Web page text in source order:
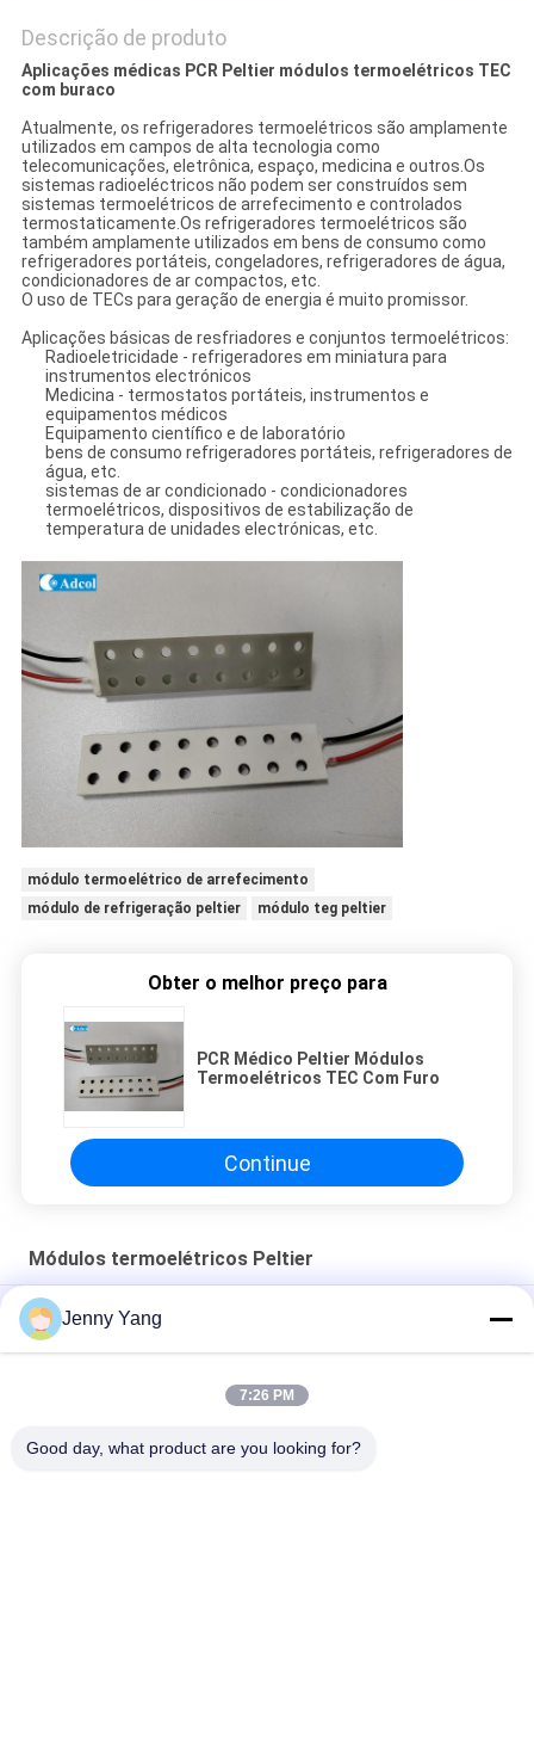
Descrição de produto
Aplicações médicas PCR Peltier módulos termoelétricos TEC
com buraco
Atualmente, os refrigeradores termoelétricos são amplamente
utilizados em campos de alta tecnologia como
telecomunicações, eletrônica, espaço, medicina e outros.Os
sistemas radioeléctricos não podem ser construídos sem
sistemas termoelétricos de arrefecimento e controlados
termostaticamente.Os refrigeradores termoelétricos são
também amplamente utilizados em bens de consumo como
refrigeradores portáteis, congeladores, refrigeradores de água,
condicionadores de ar compactos, etc.
O uso de TECs para geração de energia é muito promissor.
Aplicações básicas de resfriadores e conjuntos termoelétricos:
Radioeletricidade - refrigeradores em miniatura para
instrumentos electrónicos
Medicina - termostatos portáteis, instrumentos e
equipamentos médicos
Equipamento científico e de laboratório
bens de consumo refrigeradores portáteis, refrigeradores de
água, etc.
sistemas de ar condicionado - condicionadores
termoelétricos, dispositivos de estabilização de
temperatura de unidades electrónicas, etc.
módulo termoelétrico de arrefecimento
módulo de refrigeração peltier
módulo teg peltier
Obter o melhor preço para
PCR Médico Peltier Módulos
Termoelétricos TEC Com Furo
Continue
Módulos termoelétricos Peltier
Efeito Peltier Refrigeramento Módulos termoelétricos Peltier
Melhor solução de arrefecimento
Jenny Yang
7:26 PM
Good day, what product are you looking for?